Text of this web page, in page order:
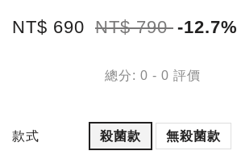
NT$ 690 NT$ 790 -12.7%
總分: 0 - 0 評價
款式 殺菌款 無殺菌款